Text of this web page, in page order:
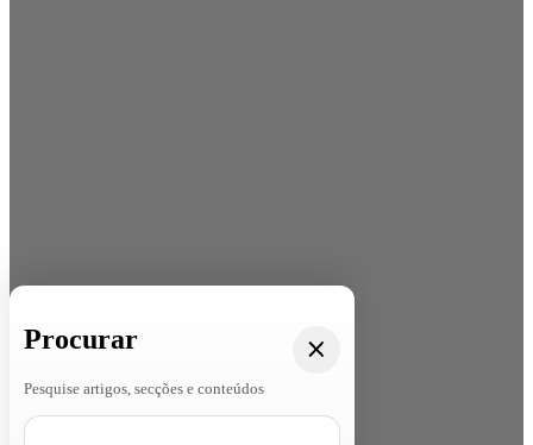
Procurar
Pesquise artigos, secções e conteúdos